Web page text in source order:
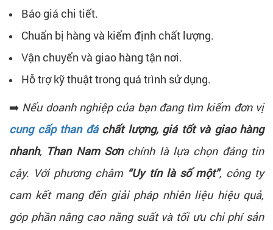
Báo giá chi tiết.
Chuẩn bị hàng và kiểm định chất lượng.
Vận chuyển và giao hàng tận nơi.
Hỗ trợ kỹ thuật trong quá trình sử dụng.
➡️ Nếu doanh nghiệp của bạn đang tìm kiếm đơn vị
cung cấp than đáchất lượng, giá tốt và giao hàng
nhanh, Than Nam Sơnchính là lựa chọn đáng tin
cậy. Với phương châm “Uy tín là số một”, công ty
cam kết mang đến giải pháp nhiên liệu hiệu quả,
góp phần nâng cao năng suất và tối ưu chi phí sản